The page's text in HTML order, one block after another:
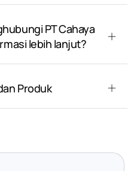
PT Cahaya
lebih lanjut?
Produk